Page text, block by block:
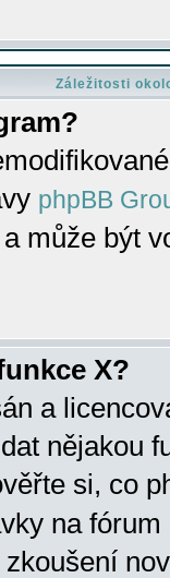
Záležitosti
phpBB
může být
X?
a
nějakou
si, co
na